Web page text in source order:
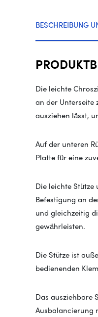
BESCHREIBUNG
Die leichte
an der Unterseite
ausziehen lässt,
Auf der unteren
Platte für eine
Die leichte
Befestigung an
und gleichzeitig
gewährleisten.
Die Stütze ist
bedienenden
Das ausziehbare
Ausbalancierung